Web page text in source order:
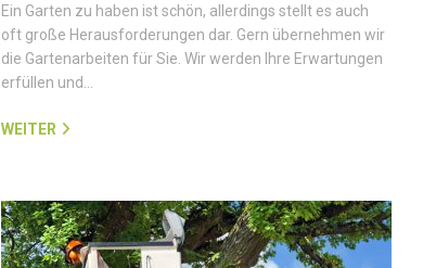
Ein Garten zu haben ist schön, allerdings stellt es auch
oft große Herausforderungen dar. Gern übernehmen wir
die Gartenarbeiten für Sie. Wir werden Ihre Erwartungen
erfüllen und…
WEITER